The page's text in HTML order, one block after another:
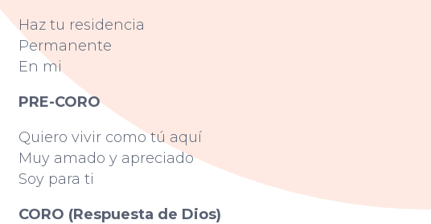
Haz tu residencia
Permanente
En mi
PRE-CORO
Quiero vivir como tú aquí
Muy amado y apreciado
Soy para ti
CORO (Respuesta de Dios)